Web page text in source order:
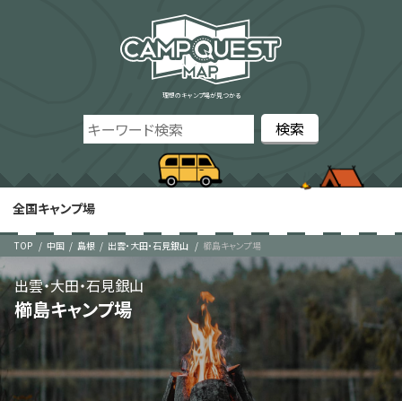
理想のキャンプ場が見つかる
全国キャンプ場
TOP 中国 島根 出雲・大田・石見銀山 櫛島キャンプ場
櫛島キャンプ場
出雲・大田・石見銀山